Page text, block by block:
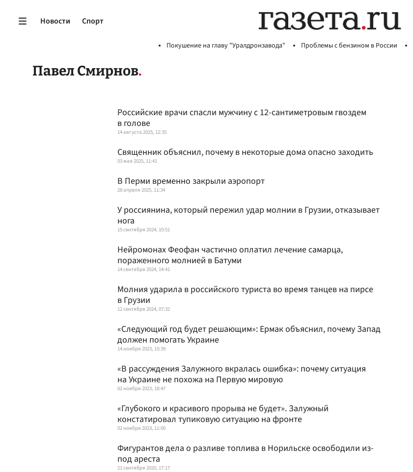
Новости Спорт
Покушение на главу "Уралдронзавода" Проблемы с бензином в России
Павел Смирнов
Российские врачи спасли мужчину с 12-сантиметровым гвоздем
в голове
14 августа 2025, 12:35
Священник объяснил, почему в некоторые дома опасно заходить
03 мая 2025, 11:41
В Перми временно закрыли аэропорт
28 апреля 2025, 11:34
У россиянина, который пережил удар молнии в Грузии, отказывает
нога
15 сентября 2024, 10:51
Нейромонах Феофан частично оплатил лечение самарца,
пораженного молнией в Батуми
14 сентября 2024, 14:41
Молния ударила в российского туриста во время танцев на пирсе
в Грузии
12 сентября 2024, 07:32
«Следующий год будет решающим»: Ермак объяснил, почему Запад
должен помогать Украине
14 ноября 2023, 15:39
«В рассуждения Залужного вкралась ошибка»: почему ситуация
на Украине не похожа на Первую мировую
02 ноября 2023, 18:47
«Глубокого и красивого прорыва не будет». Залужный
констатировал тупиковую ситуацию на фронте
02 ноября 2023, 11:00
Фигурантов дела о разливе топлива в Норильске освободили из-
под ареста
21 сентября 2020, 17:17